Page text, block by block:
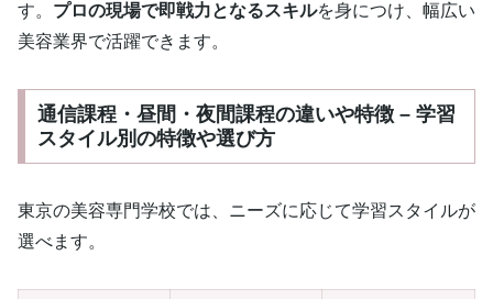
す。 プロの現場で即戦力となるスキルを身につけ、幅広い
美容業界で活躍できます。
通信課程・昼間・夜間課程の違いや特徴 – 学習
スタイル別の特徴や選び方
東京の美容専門学校では、ニーズに応じて学習スタイルが
選べます。